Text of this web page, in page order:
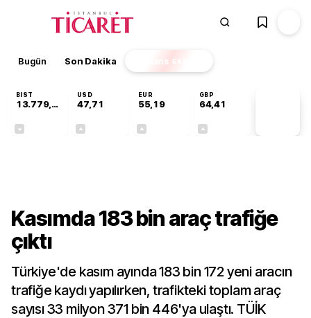
Bugün Son Dakika Finans EKSTRA
BIST
13.779,39
USD
47,71
EUR
55,19
GBP
64,41
Kasımda 183 bin araç trafiğe
çıktı
Türkiye'de kasım ayında 183 bin 172 yeni aracın
trafiğe kaydı yapılırken, trafikteki toplam araç
sayısı 33 milyon 371 bin 446'ya ulaştı. TÜİK